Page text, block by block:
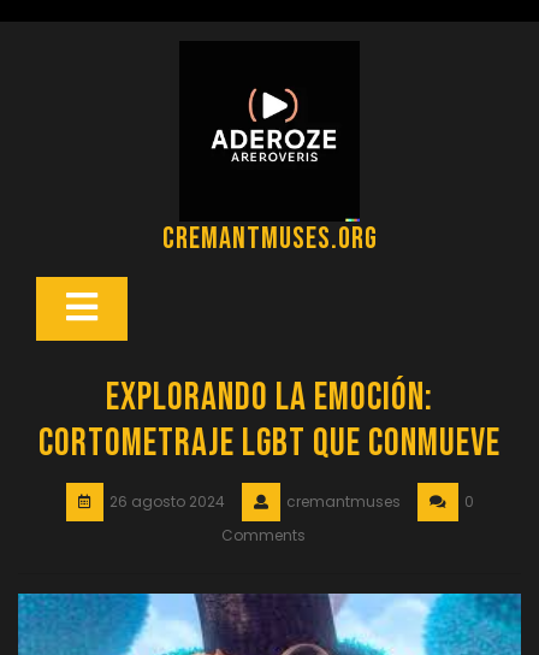
cremantmuses.org
Botón
Explorando la Emoción:
Cortometraje LGBT que Conmueve
26 agosto 2024 cremantmuses
0
Comments